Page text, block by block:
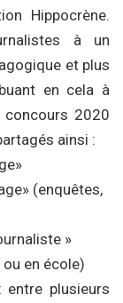
Hippocrène.
à un
et plus
en cela à
concours 2020
ainsi :
(enquêtes,
»
en école)
plusieurs